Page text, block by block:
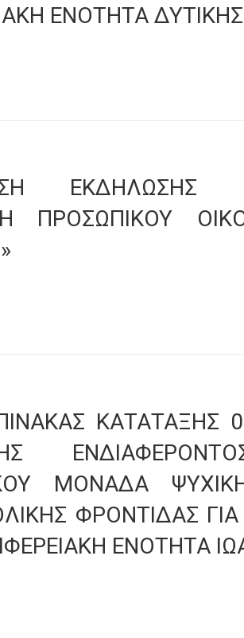
ΕΝΟΤΗΤΑ
ΕΚΔΗΛΩΣΗΣ
ΠΡΟΣΩΠΙΚΟΥ
ΚΑΤΑΤΑΞΗΣ
ΜΟΝΑΔΑ
ΦΡΟΝΤΙΔΑΣ ΓΙΑ
ΕΝΟΤΗΤΑ